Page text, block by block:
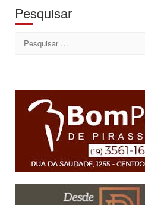
Pesquisar
Pesquisar